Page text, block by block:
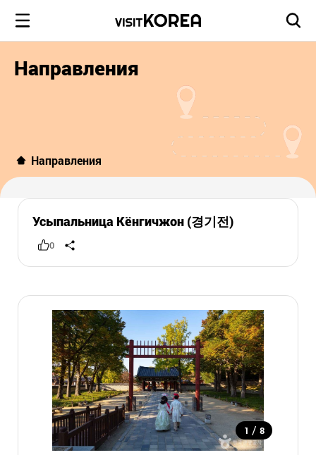
Направления
Направления
Усыпальница Кёнгичжон (경기전)
0
1 / 8